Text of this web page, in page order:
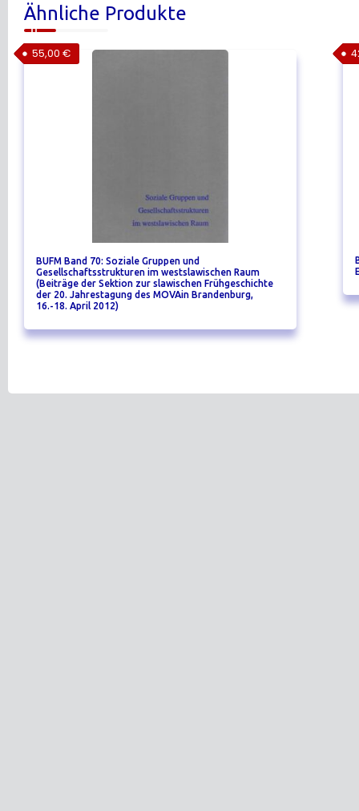
Ähnliche Produkte
BUFM Band 70: Soziale Gruppen und
Gesellschaftsstrukturen im westslawischen Raum
(Beiträge der Sektion zur slawischen Frühgeschichte
der 20. Jahrestagung des MOVAin Brandenburg,
16.-18. April 2012)
55,00 €